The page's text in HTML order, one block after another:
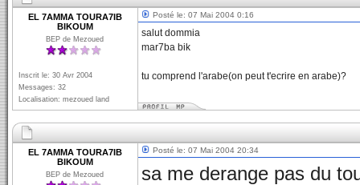
EL 7AMMA TOURA7IB
BIKOUM
BEP de Mezoued
Inscrit le: 30 Avr 2004
Messages: 32
Localisation: mezoued land
Posté le: 07 Mai 2004 0:16
salut dommia
mar7ba bik
tu comprend l'arabe(on peut t'ecrire en arabe)?
EL 7AMMA TOURA7IB
BIKOUM
BEP de Mezoued
Posté le: 07 Mai 2004 20:34
sa me derange pas du